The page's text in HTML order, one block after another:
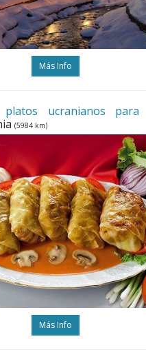
Más Info
platos ucranianos
(5984 km)
Más Info